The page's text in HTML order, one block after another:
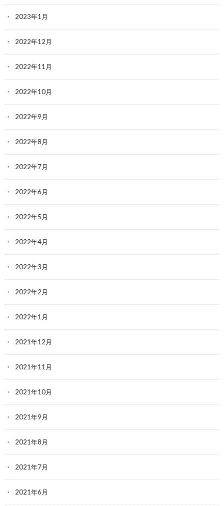
2023年1月
2022年12月
2022年11月
2022年10月
2022年9月
2022年8月
2022年7月
2022年6月
2022年5月
2022年4月
2022年3月
2022年2月
2022年1月
2021年12月
2021年11月
2021年10月
2021年9月
2021年8月
2021年7月
2021年6月